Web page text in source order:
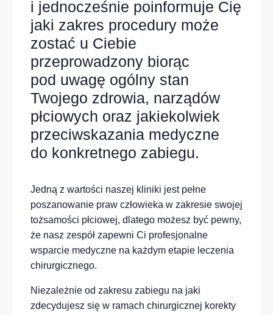
i jednocześnie poinformuje Cię
jaki zakres procedury może
zostać u Ciebie
przeprowadzony biorąc
pod uwagę ogólny stan
Twojego zdrowia, narządów
płciowych oraz jakiekolwiek
przeciwskazania medyczne
do konkretnego zabiegu.
Jedną z wartości naszej kliniki jest pełne
poszanowanie praw człowieka w zakresie swojej
tożsamości płciowej, dlatego możesz być pewny,
że nasz zespół zapewni Ci profesjonalne
wsparcie medyczne na każdym etapie leczenia
chirurgicznego.
Niezależnie od zakresu zabiegu na jaki
zdecydujesz się w ramach chirurgicznej korekty